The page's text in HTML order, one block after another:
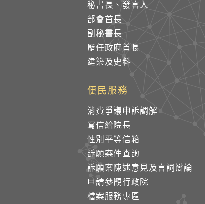
秘書長、發言人
部會首長
副秘書長
歷任政府首長
建築及史料
便民服務
消費爭議申訴調解
寫信給院長
性別平等信箱
訴願案件查詢
訴願案陳述意見及言詞辯論
申請參觀行政院
檔案服務專區